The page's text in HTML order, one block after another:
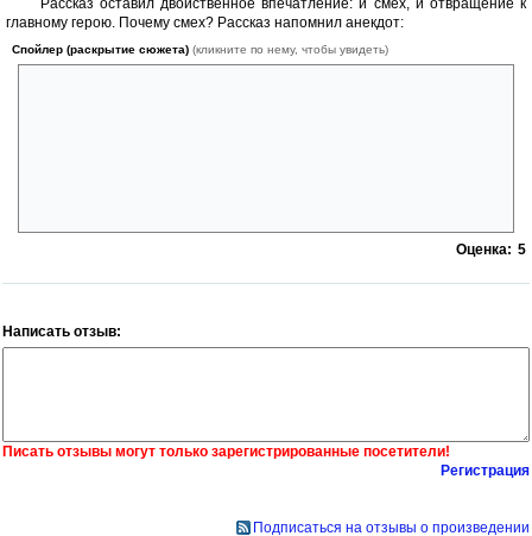
главному герою. Почему смех? Рассказ напомнил анекдот:
Спойлер (раскрытие сюжета) (кликните по нему, чтобы увидеть)
Оценка: 5
Написать отзыв:
Писать отзывы могут только зарегистрированные посетители!
Регистрация
Подписаться на отзывы о произведении